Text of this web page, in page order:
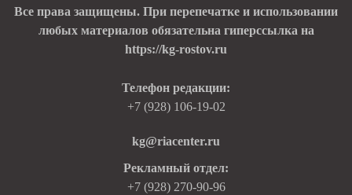
Все права защищены. При перепечатке и использовании
любых материалов обязательна гиперссылка на
https://kg-rostov.ru
Телефон редакции:
+7 (928) 106-19-02
kg@riacenter.ru
Рекламный отдел:
+7 (928) 270-90-96